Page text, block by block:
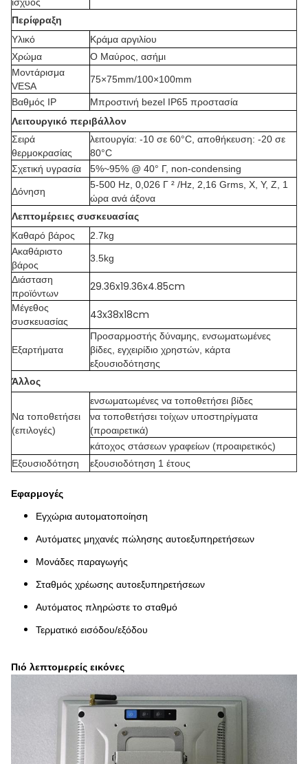
Περίφραξη
Υλικό
Κράμα αργιλίου
Χρώμα
Ο Μαύρος, ασήμι
Μοντάρισμα
VESA
75×75mm/100×100mm
Βαθμός IP
Μπροστινή bezel IP65 προστασία
Λειτουργικό περιβάλλον
Σειρά
θερμοκρασίας
λειτουργία: -10 σε 60°C, αποθήκευση: -20 σε
80°C
Σχετική υγρασία
5%~95% @ 40° Γ, non-condensing
Δόνηση
5-500 Hz, 0,026 Γ ² /Hz, 2,16 Grms, Χ, Υ, Ζ, 1
ώρα ανά άξονα
Λεπτομέρειες συσκευασίας
Καθαρό βάρος
2.7kg
Ακαθάριστο
βάρος
3.5kg
Διάσταση
προϊόντων
29.36x19.36x4.85cm
Μέγεθος
συσκευασίας
43x38x18cm
Εξαρτήματα
Προσαρμοστής δύναμης, ενσωματωμένες
βίδες, εγχειρίδιο χρηστών, κάρτα
εξουσιοδότησης
Άλλος
Να τοποθετήσει
(επιλογές)
ενσωματωμένες να τοποθετήσει βίδες
να τοποθετήσει τοίχων υποστηρίγματα
(προαιρετικά)
κάτοχος στάσεων γραφείων (προαιρετικός)
Εξουσιοδότηση
εξουσιοδότηση 1 έτους
Εφαρμογές
Εγχώρια αυτοματοποίηση
Αυτόματες μηχανές πώλησης αυτοεξυπηρετήσεων
Μονάδες παραγωγής
Σταθμός χρέωσης αυτοεξυπηρετήσεων
Αυτόματος πληρώστε το σταθμό
Τερματικό εισόδου/εξόδου
Πιό λεπτομερείς εικόνες